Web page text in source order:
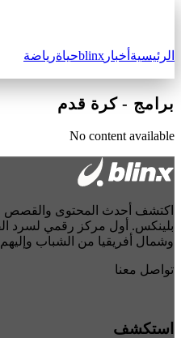
الرئيسية أخبار blinxحياةرياضة
برامج -كرة قدم
No content available
اكتشف أحدث المحتوى والقصص
بلينكس. أول مركز رقمي لسرد
وشمال أفريقيا من الشباب
تواصل معنا
استكشف